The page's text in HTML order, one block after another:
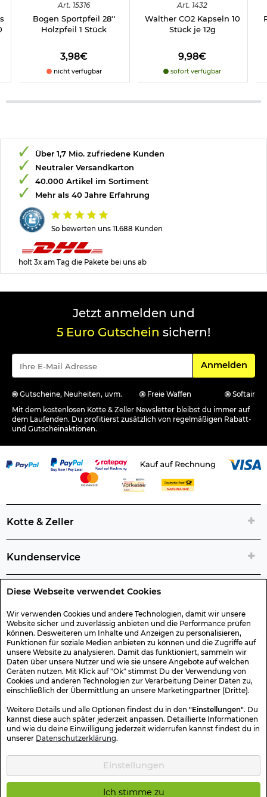
Diese Webseite verwendet Cookies
Wir verwenden Cookies und andere Technologien, damit wir unsere
Website sicher und zuverlässig anbieten und die Performance prüfen
können. Desweiteren um Inhalte und Anzeigen zu personalisieren,
Funktionen für soziale Medien anbieten zu können und die Zugriffe auf
unsere Website zu analysieren. Damit das funktioniert, sammeln wir
Daten über unsere Nutzer und wie sie unsere Angebote auf welchen
Geräten nutzen. Mit Klick auf "Ok" stimmst Du der Verwendung von
Cookies und anderen Technologien zur Verarbeitung Deiner Daten zu,
einschließlich der Übermittlung an unsere Marketingpartner (Dritte).
Weitere Details und alle Optionen findest du in den "Einstellungen". Du
kannst diese auch später jederzeit anpassen. Detaillierte Informationen
und wie du deine Einwilligung jederzeit widerrufen kannst findest du in
unserer Datenschutzerklärung.
Einstellungen
Ich stimme zu
Art. 15316
Bogen Sportpfeil 28''
Holzpfeil 1 Stück
3,98€
nicht verfügbar
Art. 1432
Walther CO2 Kapseln 10
Stück je 12g
9,98€
sofort verfügbar
So bewerten uns 11.688 Kunden
Über 1,7 Mio. zufriedene Kunden
Neutraler Versandkarton
40.000 Artikel im Sortiment
Mehr als 40 Jahre Erfahrung
holt 3x am Tag die Pakete bei uns ab
Jetzt anmelden und
5 Euro Gutschein sichern!
Für den
Anmelden
Gutscheine, Neuheiten, uvm. Freie Waffen
Softair
Mit dem kostenlosen Kotte & Zeller Newsletter bleibst du immer auf
dem Laufenden. Du profitierst zusätzlich von regelmäßigen Rabatt-
und Gutscheinaktionen.
Kotte & Zeller
Kundenservice
Rechtliche Artikelinfos
Geschenk-Gutscheine
Versand & Rücksendung
Sicher Einkaufen
Kotte & Zeller 2026 © Alle Rechte vorbehalten. Die durchgestrichenen